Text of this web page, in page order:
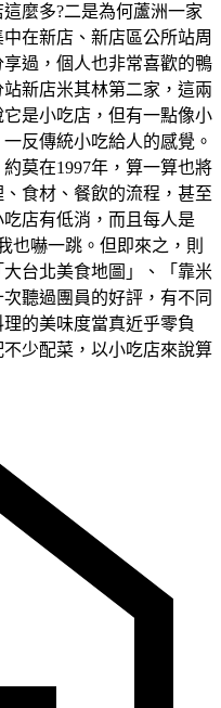
麼多?二是為何蘆洲一家
在新店、新店區公所站周
過，個人也非常喜歡的鴨
站新店米其林第二家，這兩
是小吃店，但有一點像小
反傳統小吃給人的感覺。
莫在1997年，算一算也將
食材、餐飲的流程，甚至
店有低消，而且每人是
也嚇一跳。但即來之，則
台北美食地圖」、「靠米
聽過團員的好評，有不同
的美味度當真近乎零負
少配菜，以小吃店來說算